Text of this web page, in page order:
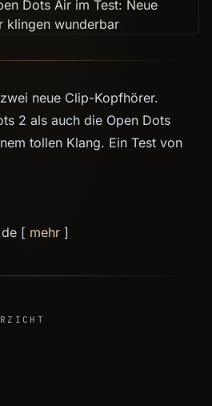
neue Clip-Kopfhörer.
2 als auch die Open Dots
tollen Klang. Ein Test von
[ mehr ]